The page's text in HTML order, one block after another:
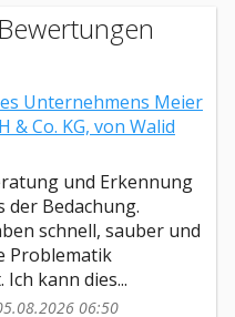
Unternehmens Meier
& Co. KG, von Walid
und Erkennung
der Bedachung.
schnell, sauber und
Problematik
kann dies...
06:50